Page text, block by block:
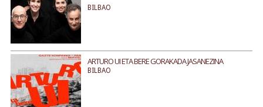
BILBAO
ARTURO UI ETA BERE GORAKADA JASANEZINA
BILBAO